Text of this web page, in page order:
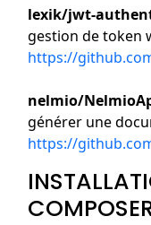
lexik/jwt-
gestion de token
https://
nelmio/
générer une
https://